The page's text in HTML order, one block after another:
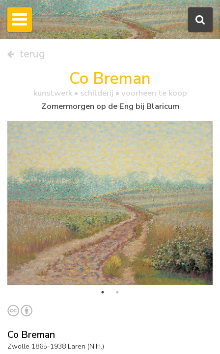
terug
Co Breman
kunstwerk • schilderij • voorheen te koop
Zomermorgen op de Eng bij Blaricum
Co Breman
Zwolle 1865-1938 Laren (N.H.)